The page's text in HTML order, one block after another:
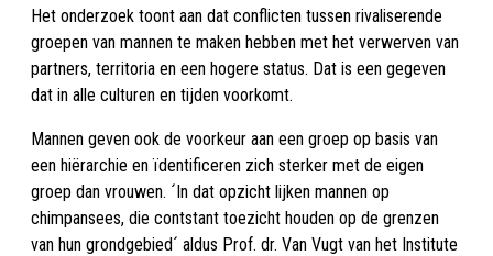
Het onderzoek toont aan dat conflicten tussen rivaliserende
groepen van mannen te maken hebben met het verwerven van
partners, territoria en een hogere status. Dat is een gegeven
dat in alle culturen en tijden voorkomt.
Mannen geven ook de voorkeur aan een groep op basis van
een hiërarchie en ïdentificeren zich sterker met de eigen
groep dan vrouwen. ´In dat opzicht lijken mannen op
chimpansees, die contstant toezicht houden op de grenzen
van hun grondgebied´ aldus Prof. dr. Van Vugt van het Institute